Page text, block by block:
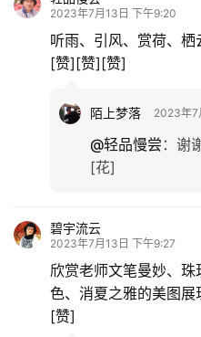
2023年7月13日 下午9:20
听雨、引风、赏荷、栖
[赞][赞][赞]
陌上梦落 2023年7
@轻品慢尝 ： 谢
[花]
碧宇流云
2023年7月13日 下午9:27
欣赏老师文笔曼妙、
色、消夏之雅的美图
[赞]